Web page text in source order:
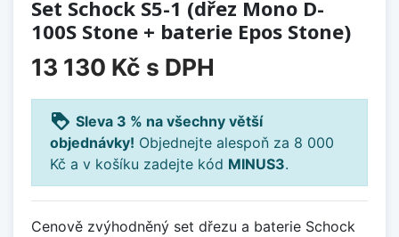
Set Schock S5-1 (dřez Mono D-
100S Stone + baterie Epos Stone)
13 130 Kč s DPH
loyalty Sleva 3 % na všechny větší
objednávky! Objednejte alespoň za 8 000
Kč a v košíku zadejte kód MINUS3.
Cenově zvýhodněný set dřezu a baterie Schock